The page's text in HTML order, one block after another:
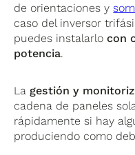
de orientaciones y
caso del inversor
puedes instalarlocon
potencia.
La gestión y
cadena de paneles
rápidamente si hay
produciendo como